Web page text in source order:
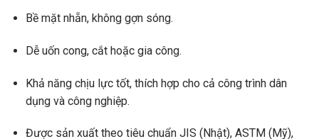
Bề mặt nhẵn, không gợn sóng.
Dễ uốn cong, cắt hoặc gia công.
Khả năng chịu lực tốt, thích hợp cho cả công trình dân
dụng và công nghiệp.
Được sản xuất theo tiêu chuẩn JIS (Nhật), ASTM (Mỹ),